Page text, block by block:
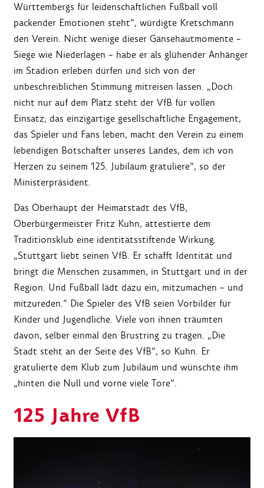
Württembergs für leidenschaftlichen Fußball voll
packender Emotionen steht“, würdigte Kretschmann
den Verein. Nicht wenige dieser Gänsehautmomente –
Siege wie Niederlagen – habe er als glühender Anhänger
im Stadion erleben dürfen und sich von der
unbeschreiblichen Stimmung mitreisen lassen. „Doch
nicht nur auf dem Platz steht der VfB für vollen
Einsatz; das einzigartige gesellschaftliche Engagement,
das Spieler und Fans leben, macht den Verein zu einem
lebendigen Botschafter unseres Landes, dem ich von
Herzen zu seinem 125. Jubiläum gratuliere“, so der
Ministerpräsident.
Das Oberhaupt der Heimatstadt des VfB,
Oberbürgermeister Fritz Kuhn, attestierte dem
Traditionsklub eine identitätsstiftende Wirkung.
„Stuttgart liebt seinen VfB. Er schafft Identität und
bringt die Menschen zusammen, in Stuttgart und in der
Region. Und Fußball lädt dazu ein, mitzumachen – und
mitzureden.“ Die Spieler des VfB seien Vorbilder für
Kinder und Jugendliche. Viele von ihnen träumten
davon, selber einmal den Brustring zu tragen. „Die
Stadt steht an der Seite des VfB“, so Kuhn. Er
gratulierte dem Klub zum Jubiläum und wünschte ihm
„hinten die Null und vorne viele Tore“.
125 Jahre VfB